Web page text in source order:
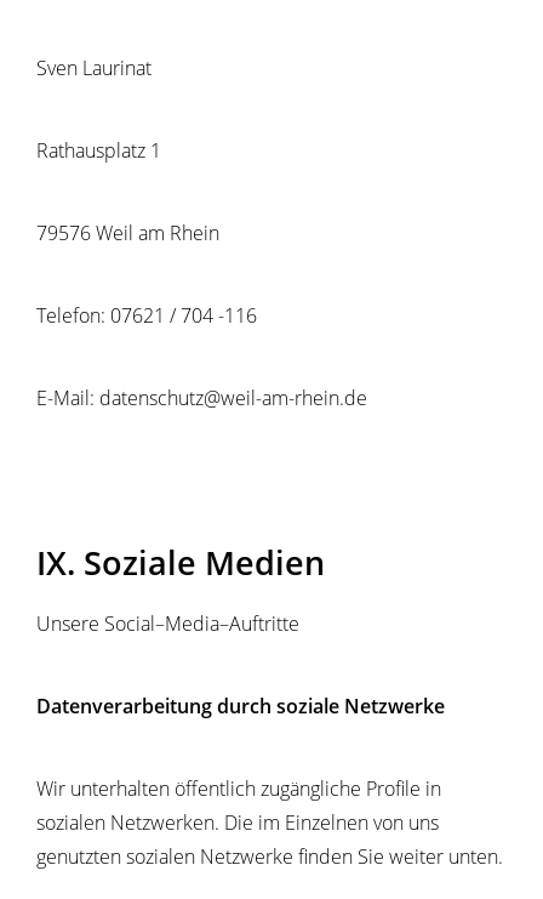
Sven Laurinat
Rathausplatz 1
79576 Weil am Rhein
Telefon: 07621 / 704 -116
E-Mail: datenschutz@weil-am-rhein.de
IX. Soziale Medien
Unsere Social–Media–Auftritte
Datenverarbeitung durch soziale Netzwerke
Wir unterhalten öffentlich zugängliche Profile in
sozialen Netzwerken. Die im Einzelnen von uns
genutzten sozialen Netzwerke finden Sie weiter unten.